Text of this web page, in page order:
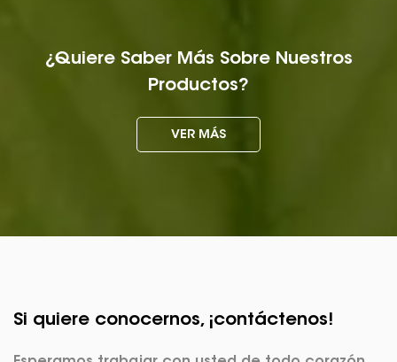
¿Quiere Saber Más Sobre Nuestros
Productos?
VER MÁS
Si quiere conocernos, ¡contáctenos!